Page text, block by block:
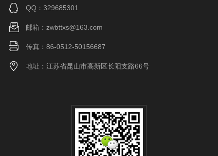
QQ：329685301
邮箱：zwbttxs@163.com
传真：86-0512-50156687
地址：江苏省昆山市高新区长阳支路66号